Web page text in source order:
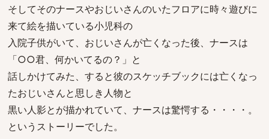
そしてそのナースやおじいさんのいたフロアに時々遊びに
来て絵を描いている小児科の
入院子供がいて、おじいさんが亡くなった後、ナースは
「○○君、何かいてるの？」と
話しかけてみた、すると彼のスケッチブックには亡くなっ
たおじいさんと思しき人物と
黒い人影とが描かれていて、ナースは驚愕する・・・・。
というストーリーでした。